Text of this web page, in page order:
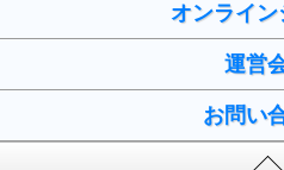
オンライ
運営
お問い